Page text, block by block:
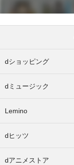
dショッピング
dミュージック
Lemino
dヒッツ
dアニメストア